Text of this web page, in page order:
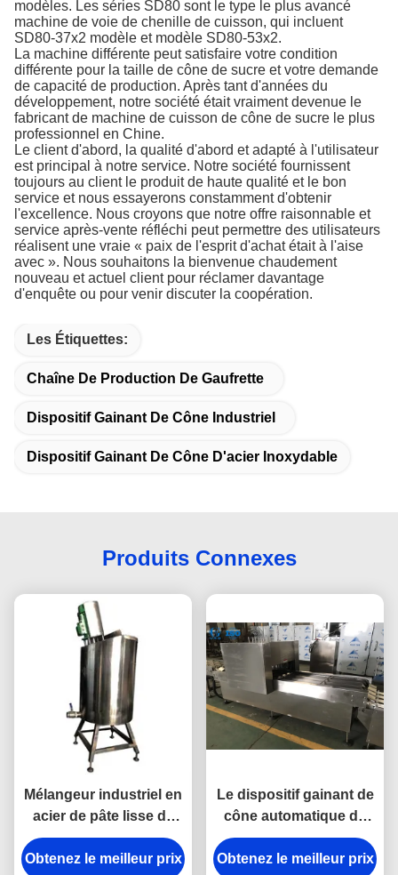
modèles. Les séries SD80 sont le type le plus avancé
machine de voie de chenille de cuisson, qui incluent
SD80-37x2 modèle et modèle SD80-53x2.
La machine différente peut satisfaire votre condition
différente pour la taille de cône de sucre et votre demande
de capacité de production. Après tant d'années du
développement, notre société était vraiment devenue le
fabricant de machine de cuisson de cône de sucre le plus
professionnel en Chine.
Le client d'abord, la qualité d'abord et adapté à l'utilisateur
est principal à notre service. Notre société fournissent
toujours au client le produit de haute qualité et le bon
service et nous essayerons constamment d'obtenir
l'excellence. Nous croyons que notre offre raisonnable et
service après-vente réfléchi peut permettre des utilisateurs
réalisent une vraie « paix de l'esprit d'achat était à l'aise
avec ». Nous souhaitons la bienvenue chaudement
nouveau et actuel client pour réclamer davantage
d'enquête ou pour venir discuter la coopération.
Les Étiquettes:
Chaîne De Production De Gaufrette
Dispositif Gainant De Cône Industriel
Dispositif Gainant De Cône D'acier Inoxydable
Produits Connexes
Mélangeur industriel en
acier de pâte lisse de
Sugar Cone Production
Line Stainless
Obtenez le meilleur prix
Le dispositif gainant de
cône automatique de
haute performance
facile actionnent la
Obtenez le meilleur prix